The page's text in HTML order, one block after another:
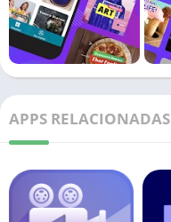
APPS RELACIONADAS